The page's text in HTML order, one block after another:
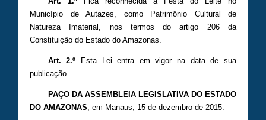
Município de Autazes, como Patrimônio Cultural de
Natureza Imaterial, nos termos do artigo 206 da
Constituição do Estado do Amazonas.
Art. 2.º Esta Lei entra em vigor na data de sua
publicação.
PAÇO DA ASSEMBLEIA LEGISLATIVA DO ESTADO
DO AMAZONAS , em Manaus, 15 de dezembro de 2015.